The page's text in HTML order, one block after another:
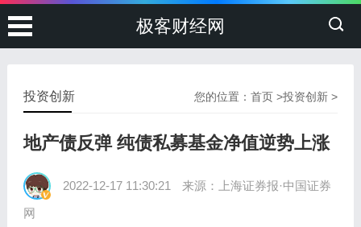
极客财经网
您的位置：首页 >投资创新 >
投资创新
地产债反弹 纯债私募基金净值逆势上涨
2022-12-17 11:30:21
来源：上海证券报·中国证券
网